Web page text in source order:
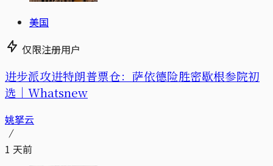
美国
仅限注册用户
进步派攻进特朗普票仓：萨依德险胜密歇根参院初
选｜Whatsnew
姚拏云
1 天前